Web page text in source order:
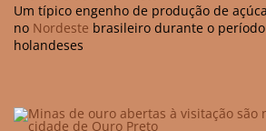
Um típico engenho de produção de
no Nordeste brasileiro durante o
holandeses